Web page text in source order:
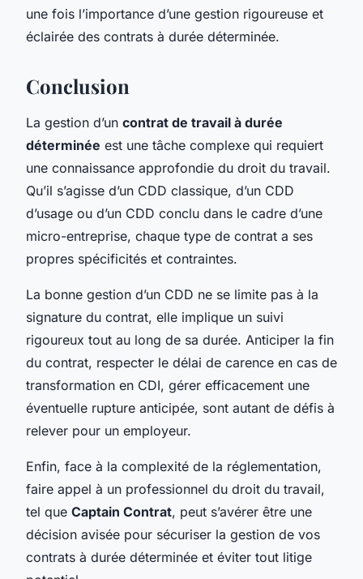
une fois l’importance d’une gestion rigoureuse et
éclairée des contrats à durée déterminée.
Conclusion
La gestion d’un contrat de travail à durée
déterminée est une tâche complexe qui requiert
une connaissance approfondie du droit du travail.
Qu’il s’agisse d’un CDD classique, d’un CDD
d’usage ou d’un CDD conclu dans le cadre d’une
micro-entreprise, chaque type de contrat a ses
propres spécificités et contraintes.
La bonne gestion d’un CDD ne se limite pas à la
signature du contrat, elle implique un suivi
rigoureux tout au long de sa durée. Anticiper la fin
du contrat, respecter le délai de carence en cas de
transformation en CDI, gérer efficacement une
éventuelle rupture anticipée, sont autant de défis à
relever pour un employeur.
Enfin, face à la complexité de la réglementation,
faire appel à un professionnel du droit du travail,
tel que Captain Contrat, peut s’avérer être une
décision avisée pour sécuriser la gestion de vos
contrats à durée déterminée et éviter tout litige